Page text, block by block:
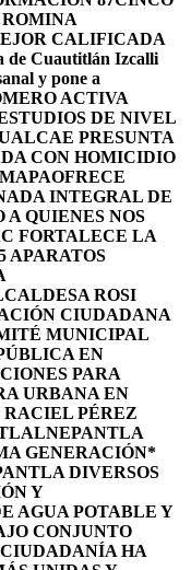
ROMINA
CALIFICADA
de Cuautitlán Izcalli
y pone a
ACTIVA
DE NIVEL
CAE PRESUNTA
CON HOMICIDIO
OFRECE
INTEGRAL DE
QUIENES NOS
FORTALECE LA
APARATOS
ROSI
CIUDADANA
MUNICIPAL
EN
PARA
URBANA EN
PÉREZ
GENERACIÓN*
DIVERSOS
Y
AGUA POTABLE Y
CONJUNTO
HA